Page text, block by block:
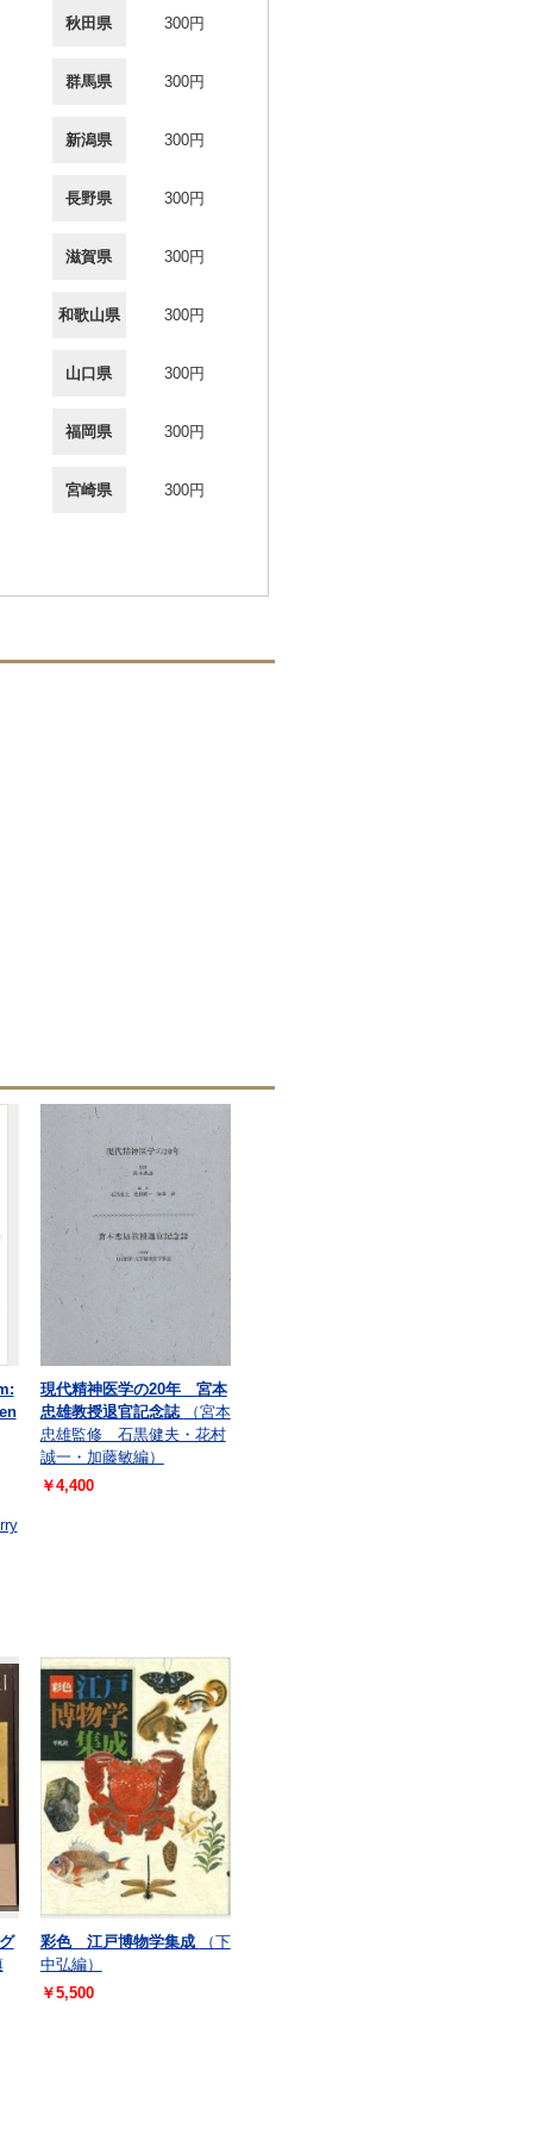
秋田県 300円
群馬県 300円
新潟県 300円
長野県 300円
滋賀県 300円
和歌山県 300円
山口県 300円
福岡県 300円
宮崎県 300円
現代精神医学の20年 宮本
忠雄教授退官記念誌
（宮本
忠雄監修 石黒健夫・花村
誠一・加藤敏編）
￥4,400
彩色 江戸博物学集成
（下
中弘編）
￥5,500